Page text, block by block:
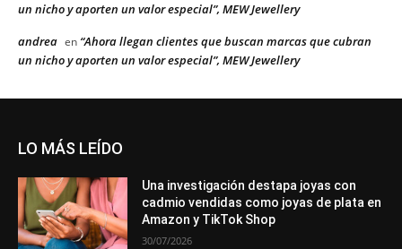
un nicho y aporten un valor especial”, MEW Jewellery
andrea en “Ahora llegan clientes que buscan marcas que cubran
un nicho y aporten un valor especial”, MEW Jewellery
LO MÁS LEÍDO
Una investigación destapa joyas con
cadmio vendidas como joyas de plata en
Amazon y TikTok Shop
30/07/2026